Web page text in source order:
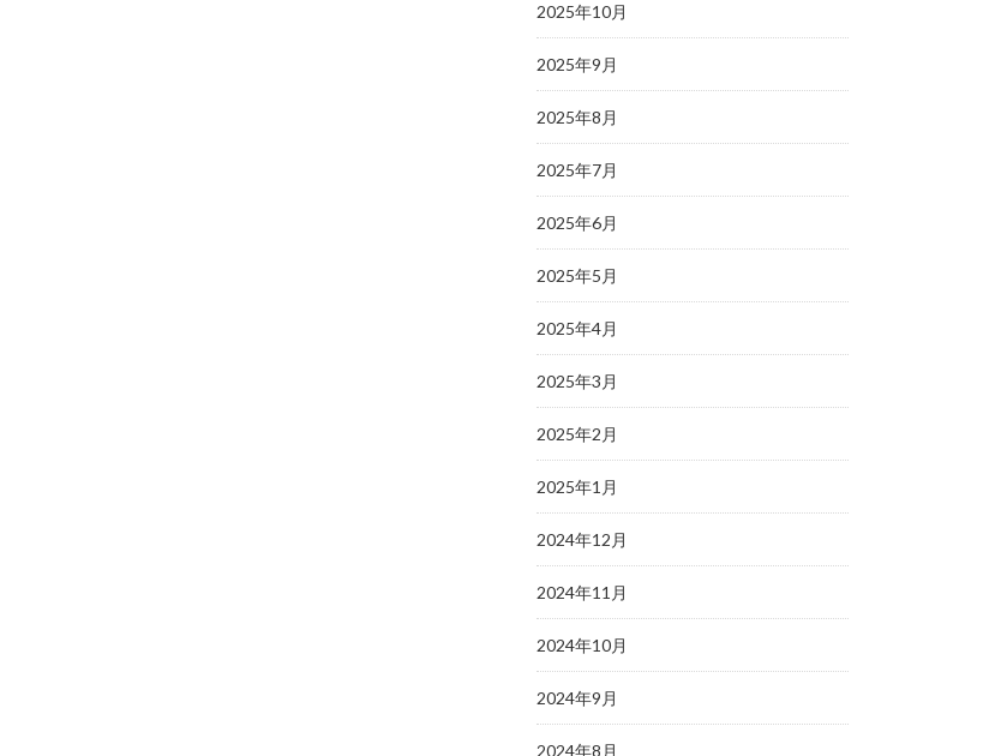
2025年10月
2025年9月
2025年8月
2025年7月
2025年6月
2025年5月
2025年4月
2025年3月
2025年2月
2025年1月
2024年12月
2024年11月
2024年10月
2024年9月
2024年8月